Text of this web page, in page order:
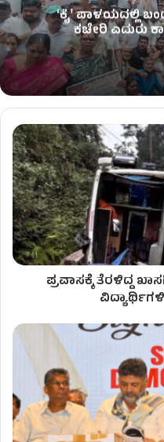
ʻಕೈʼ​ ಪಾಳಯದಲ್ಲಿ
ಕಚೇರಿ ಎದುರು
ಪ್ರವಾಸಕ್ಕೆ ತೆರಳಿದ್ದ